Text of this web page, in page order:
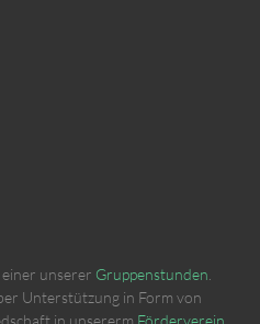
unserer Gruppenstunden
Unterstützung in Form von
in unsererm Förderverein